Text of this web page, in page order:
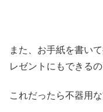
また、お手紙を書い
レゼントにもできる
これだったら不器用